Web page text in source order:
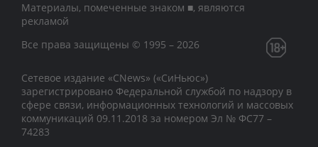
Материалы, помеченные знаком ■, являются
рекламой
Все права защищены © 1995 – 2026
Сетевое издание «CNews» («СиНьюс»)
зарегистрировано Федеральной службой по надзору в
сфере связи, информационных технологий и массовых
коммуникаций 09.11.2018 за номером Эл № ФС77 –
74283